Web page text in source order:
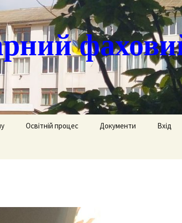
Педагогічний Оскар
Освітній процес Документи Вхід